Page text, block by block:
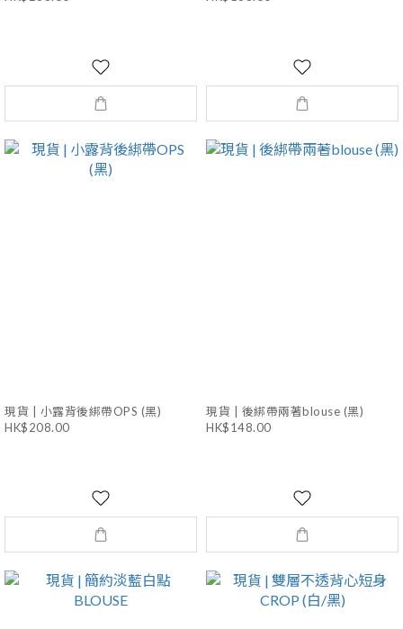
現貨 | 小露背後綁帶OPS (黑)
HK$208.00
現貨 | 後綁帶兩著blouse (黑)
HK$148.00